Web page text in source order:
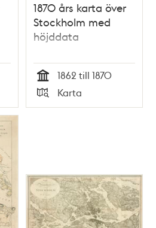
1870 års karta över
Stockholm med
höjddata
Tid
1862 till 1870
Typ
Karta